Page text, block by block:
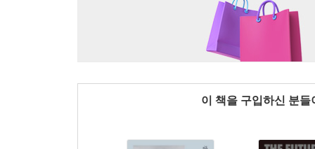
이 책을 구입하신 분